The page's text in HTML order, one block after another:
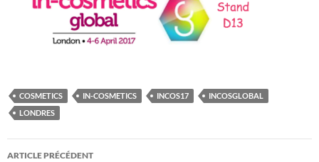
COSMETICS IN-COSMETICS INCOS17
INCOSGLOBAL
LONDRES
Navigation
ARTICLE PRÉCÉDENT